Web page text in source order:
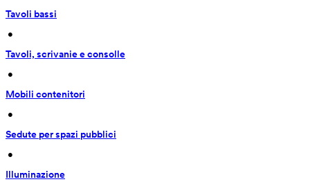
Tavoli bassi
•
Tavoli, scrivanie e consolle
•
Mobili contenitori
•
Sedute per spazi pubblici
•
Illuminazione